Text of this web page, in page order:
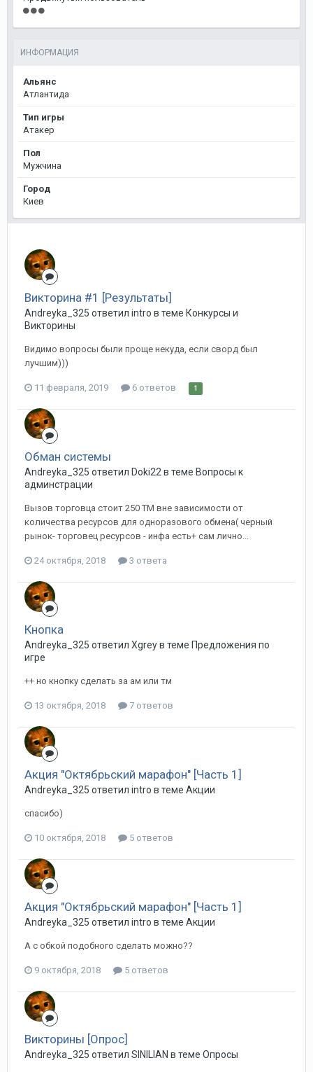
ИНФОРМАЦИЯ
Альянс
Атлантида
Тип игры
Атакер
Пол
Мужчина
Город
Киев
Викторина #1 [Результаты]
Andreyka_325 ответил intro в теме Конкурсы и
Викторины
Видимо вопросы были проще некуда, если сворд был
лучшим)))
11 февраля, 2019 6 ответов 1
Обман системы
Andreyka_325 ответил Doki22 в теме Вопросы к
админстрации
Вызов торговца стоит 250 ТМ вне зависимости от
количества ресурсов для одноразового обмена( черный
рынок- торговец ресурсов - инфа есть+ сам лично...
24 октября, 2018 3 ответа
Кнопка
Andreyka_325 ответил Xgrey в теме Предложения по
игре
++ но кнопку сделать за ам или тм
13 октября, 2018 7 ответов
Акция "Октябрьский марафон" [Часть 1]
Andreyka_325 ответил intro в теме Акции
спасибо)
10 октября, 2018 5 ответов
Акция "Октябрьский марафон" [Часть 1]
Andreyka_325 ответил intro в теме Акции
А с обкой подобного сделать можно??
9 октября, 2018 5 ответов
Викторины [Опрос]
Andreyka_325 ответил SINILIAN в теме Опросы